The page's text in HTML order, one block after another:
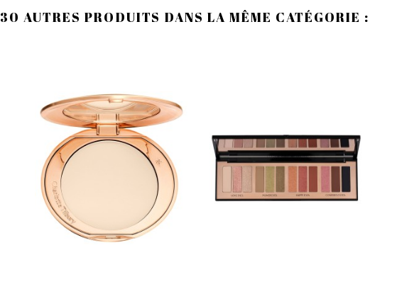
30 AUTRES PRODUITS DANS LA MÊME CATÉGORIE :